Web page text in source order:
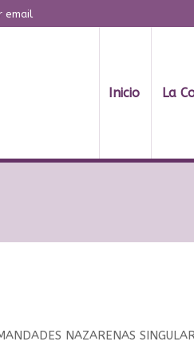
email
Inicio La
NAZARENAS